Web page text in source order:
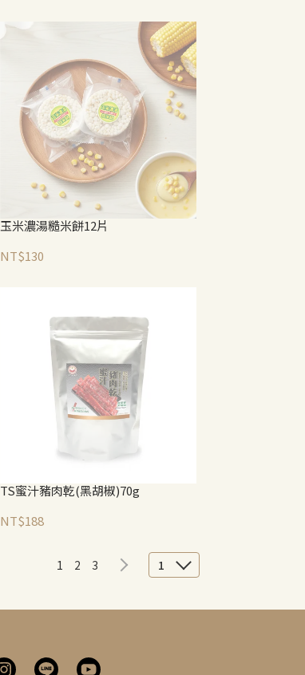
玉米濃湯糙米餅12片
NT$130
TS蜜汁豬肉乾(黑胡椒)70g
NT$188
1 2 3 1